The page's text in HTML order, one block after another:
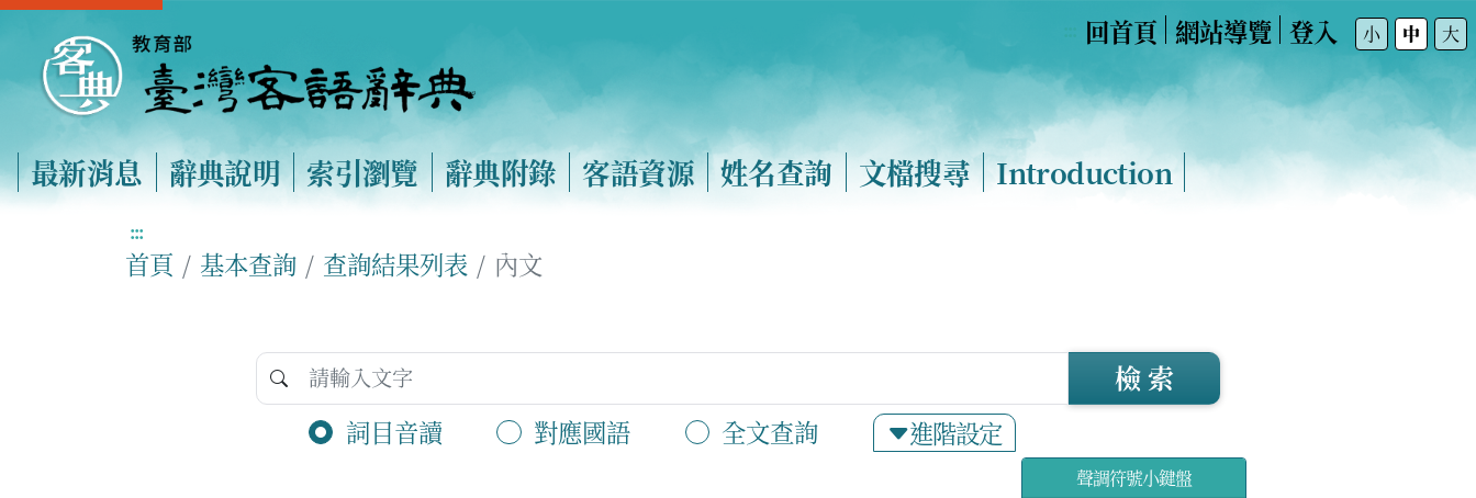
回首頁 網站導覽 登入 小 中 大
最新消息 辭典說明 索引瀏覽 辭典附錄 客語資源 姓名查詢 文檔搜尋 Introduction
:::
首頁 基本查詢 查詢結果列表 內文
詞目音讀 對應國語 全文查詢 進階設定
檢 索
聲調符號小鍵盤